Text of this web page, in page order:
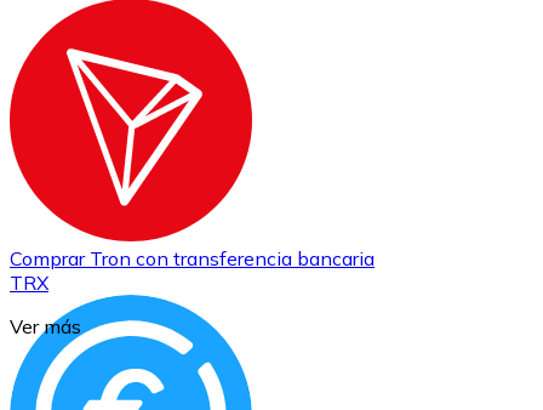
Comprar Tron con transferencia bancaria
TRX
Ver más